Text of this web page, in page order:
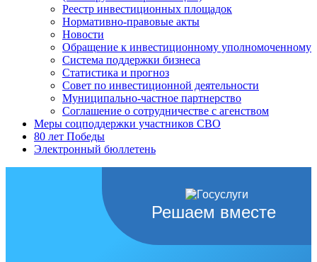
Реестр инвестиционных площадок
Нормативно-правовые акты
Новости
Обращение к инвестиционному уполномоченному
Система поддержки бизнеса
Статистика и прогноз
Совет по инвестиционной деятельности
Муниципально-частное партнерство
Соглашение о сотрудничестве с агенством
Меры соцподдержки участников СВО
80 лет Победы
Электронный бюллетень
Решаем вместе